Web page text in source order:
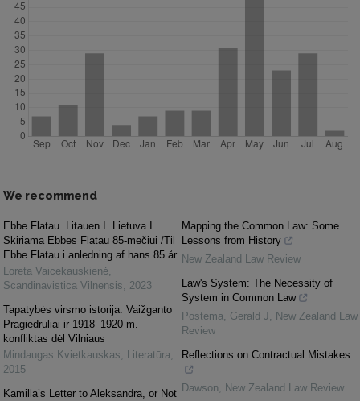
We recommend
Ebbe Flatau. Litauen I. Lietuva I.
Skiriama Ebbes Flatau 85-mečiui /Til
Ebbe Flatau i anledning af hans 85 år
Loreta Vaicekauskienė,
Scandinavistica Vilnensis, 2023
Tapatybės virsmo istorija: Vaižganto
Pragiedruliai ir 1918–1920 m.
konfliktas dėl Vilniaus
Mindaugas Kvietkauskas, Literatūra,
2015
Kamilla’s Letter to Aleksandra, or Not
Mapping the Common Law: Some
Lessons from History
New Zealand Law Review
Law's System: The Necessity of
System in Common Law
Postema, Gerald J, New Zealand Law
Review
Reflections on Contractual Mistakes
Dawson, New Zealand Law Review